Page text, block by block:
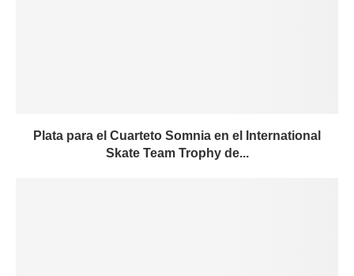
Plata para el Cuarteto Somnia en el International
Skate Team Trophy de...